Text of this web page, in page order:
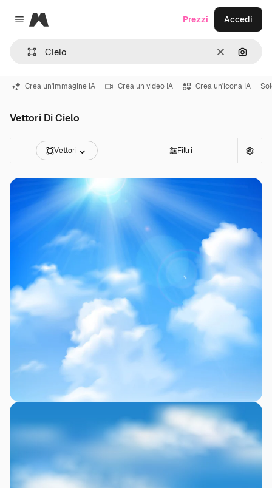
Close menu
Magnific
CancellaCerca
Prezzi Accedi
Crea un'immagine IA Crea un video IA Crea un'icona IA
Vettori Di Cielo
Vettori Filtri